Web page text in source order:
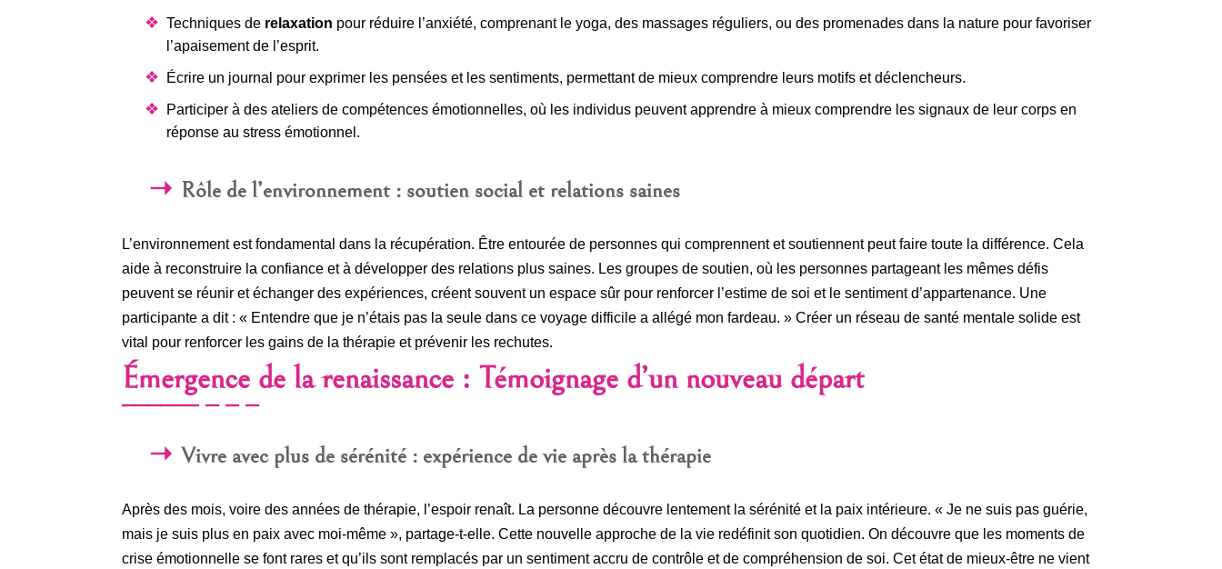
Techniques de relaxation pour réduire l’anxiété, comprenant le yoga, des massages réguliers, ou des promenades dans la nature pour favoriser
l’apaisement de l’esprit.
Écrire un journal pour exprimer les pensées et les sentiments, permettant de mieux comprendre leurs motifs et déclencheurs.
Participer à des ateliers de compétences émotionnelles, où les individus peuvent apprendre à mieux comprendre les signaux de leur corps en
réponse au stress émotionnel.
Rôle de l’environnement : soutien social et relations saines
L’environnement est fondamental dans la récupération. Être entourée de personnes qui comprennent et soutiennent peut faire toute la différence. Cela
aide à reconstruire la confiance et à développer des relations plus saines. Les groupes de soutien, où les personnes partageant les mêmes défis
peuvent se réunir et échanger des expériences, créent souvent un espace sûr pour renforcer l’estime de soi et le sentiment d’appartenance. Une
participante a dit : « Entendre que je n’étais pas la seule dans ce voyage difficile a allégé mon fardeau. » Créer un réseau de santé mentale solide est
vital pour renforcer les gains de la thérapie et prévenir les rechutes.
Émergence de la renaissance : Témoignage d’un nouveau départ
Vivre avec plus de sérénité : expérience de vie après la thérapie
Après des mois, voire des années de thérapie, l’espoir renaît. La personne découvre lentement la sérénité et la paix intérieure. « Je ne suis pas guérie,
mais je suis plus en paix avec moi-même », partage-t-elle. Cette nouvelle approche de la vie redéfinit son quotidien. On découvre que les moments de
crise émotionnelle se font rares et qu’ils sont remplacés par un sentiment accru de contrôle et de compréhension de soi. Cet état de mieux-être ne vient